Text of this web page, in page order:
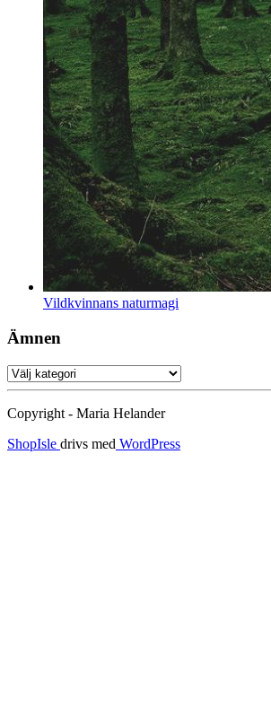
Vildkvinnans naturmagi
Ämnen
Ämnen
Copyright - Maria Helander
ShopIsle drivs med WordPress